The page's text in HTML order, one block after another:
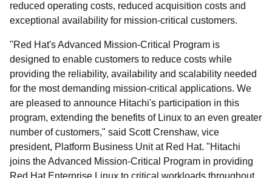
reduced operating costs, reduced acquisition costs and
exceptional availability for mission-critical customers.
"Red Hat's Advanced Mission-Critical Program is
designed to enable customers to reduce costs while
providing the reliability, availability and scalability needed
for the most demanding mission-critical applications. We
are pleased to announce Hitachi's participation in this
program, extending the benefits of Linux to an even greater
number of customers," said Scott Crenshaw, vice
president, Platform Business Unit at Red Hat. "Hitachi
joins the Advanced Mission-Critical Program in providing
Red Hat Enterprise Linux to critical workloads throughout